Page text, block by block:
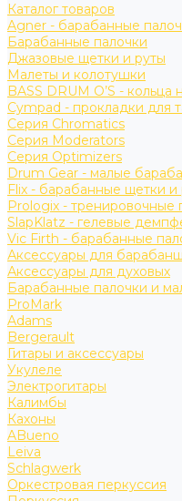
Каталог товаров
Agner - барабанные
Барабанные палочки
Джазовые щетки и руты
Малеты и колотушки
BASS DRUM O’S -
Cympad - прокладки для
Серия Chromatics
Серия Moderators
Серия Optimizers
Drum Gear - малые
Flix - барабанные щетки и
Prologix - тренировочные
SlapKlatz - гелевые
Vic Firth - барабанные
Аксессуары для
Аксессуары для духовых
Барабанные палочки и
ProMark
Adams
Bergerault
Гитары и аксессуары
Укулеле
Электрогитары
Калимбы
Кахоны
ABueno
Leiva
Schlagwerk
Оркестровая перкуссия